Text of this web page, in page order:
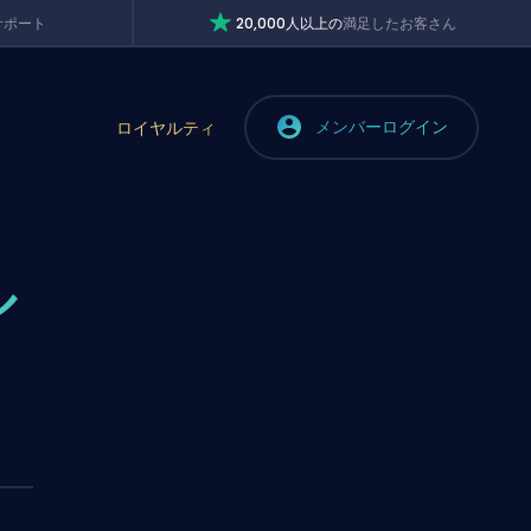
ート 20,000人以上の満足したお客さん
ロイヤルティ メンバーログイン